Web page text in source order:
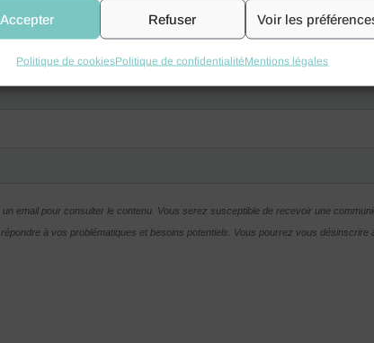
Accepter Refuser Voir les
Politique de cookiesPolitique de confidentialitéMentions légales